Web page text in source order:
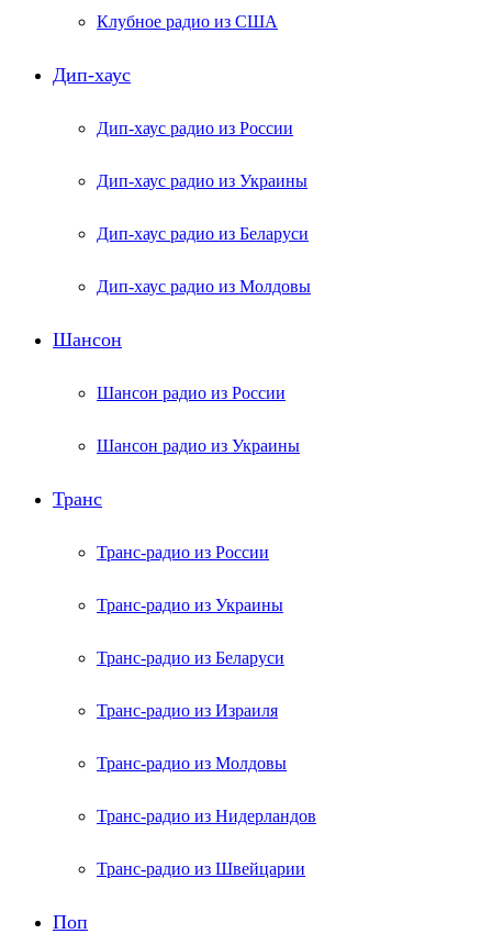
Клубное радио из США
Дип-хаус
Дип-хаус радио из России
Дип-хаус радио из Украины
Дип-хаус радио из Беларуси
Дип-хаус радио из Молдовы
Шансон
Шансон радио из России
Шансон радио из Украины
Транс
Транс-радио из России
Транс-радио из Украины
Транс-радио из Беларуси
Транс-радио из Израиля
Транс-радио из Молдовы
Транс-радио из Нидерландов
Транс-радио из Швейцарии
Поп